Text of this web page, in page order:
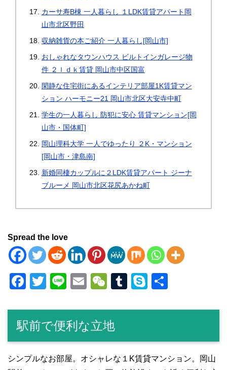
カーサ寿B棟 一人暮らし １LDK賃貸アパート岡
山市北区野田
収納雑貨の本ご紹介 一人暮らし[岡山市]
おしゃれなタウンハウス ビルトインガレージ物
件 ２ｌｄｋ賃貸 岡山市中区国富
閑静な住宅街にあるインテリア部屋1K賃貸マン
ション ハーモニー21 岡山市北区大安寺中町
学生の一人暮らし 防犯に安心 賃貸マンション[岡
山市・国体町]
岡山理科大学 一人でゆったり ２K・マンション
[岡山市・津島南]
新婚同棲カップルに２LDK賃貸アパート ジーナ
ブルーメ 岡山市北区花尻あかね町
Spread the love
F
c
e
b
o
T
tt
er
Li
e
E
ail
W
C
h
at
T
m
r
S
p
駅前で便利な立地
シンプルなお部屋。オシャレな１K賃貸マンション。岡山